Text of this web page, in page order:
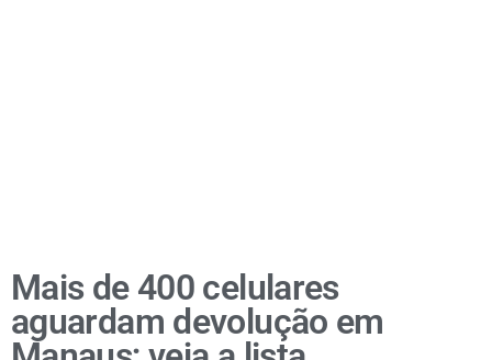
Mais de 400 celulares
aguardam devolução em